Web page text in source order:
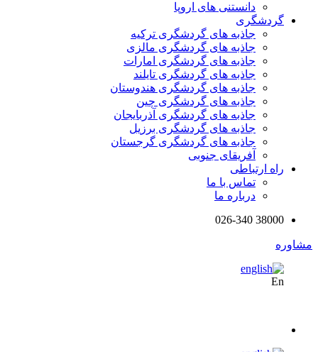
دانستنی های اروپا
گردشگری
جاذبه های گردشگری ترکیه
جاذبه های گردشگری مالزی
جاذبه های گردشگری امارات
جاذبه های گردشگری تایلند
جاذبه های گردشگری هندوستان
جاذبه های گردشگری چین
جاذبه های گردشگری آذربایجان
جاذبه های گردشگری برزیل
جاذبه های گردشگری گرجستان
آفریقای جنوبی
راه ارتباطی
تماس با ما
درباره ما
38000 026-340
مشاوره
En